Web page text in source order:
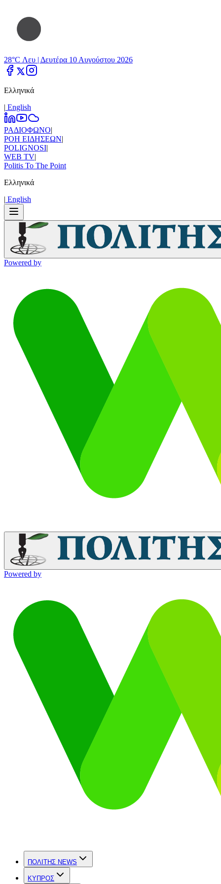
28°C Λευ | Δευτέρα 10 Αυγούστου 2026
Ελληνικά
| Εnglish
ΡΑΔΙΟΦΩΝΟ|
ΡΟΗ ΕΙΔΗΣΕΩΝ|
POLIGNOSI|
WEB TV|
Politis To The Point
Ελληνικά
| Εnglish
Powered by
Powered by
ΠΟΛΙΤΗΣ NEWS
ΚΥΠΡΟΣ